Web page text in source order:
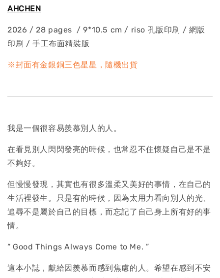
AHCHEN
2026 / 28 pages / 9*10.5 cm / riso 孔版印刷 / 網版
印刷 / 手工布面精裝版
※封面有金銀銅三色星星，隨機出貨
我是一個很容易羨慕別人的人。
在看見別人閃閃發亮的時候，也常忍不住懷疑自己是不是
不夠好。
但慢慢發現，其實也有很多溫柔又美好的事情，在自己的
生活裡發生。只是有的時候，因為太用力看向別人的光、
追尋不是屬於自己的目標，而忘記了自己身上所有好的事
情。
“ Good Things Always Come to Me. ”
這本小誌，獻給因羨慕而感到焦慮的人。希望在感到不安